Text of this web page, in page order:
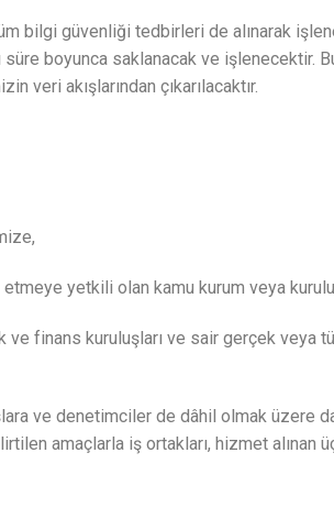
bilgi güvenliği tedbirleri de alınarak
boyunca saklanacak ve işlenecektir.
akışlarından çıkarılacaktır.
yetkili olan kamu kurum veya
ve finans kuruluşları ve sair gerçek veya
ve denetimciler de dâhil olmak üzere
amaçlarla iş ortakları, hizmet alınan